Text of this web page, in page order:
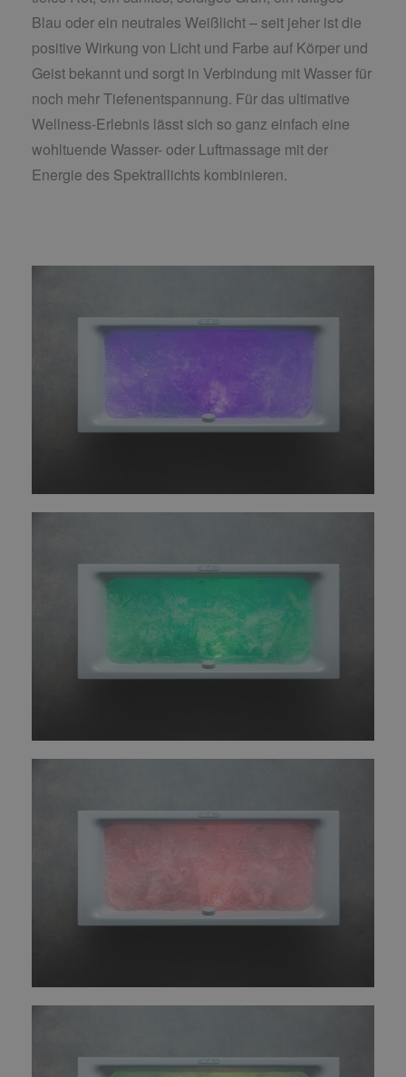
Blau oder ein neutrales Weißlicht – seit jeher ist die
positive Wirkung von Licht und Farbe auf Körper und
Geist bekannt und sorgt in Verbindung mit Wasser für
noch mehr Tiefenentspannung. Für das ultimative
Wellness-Erlebnis lässt sich so ganz einfach eine
wohltuende Wasser- oder Luftmassage mit der
Energie des Spektrallichts kombinieren.